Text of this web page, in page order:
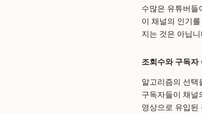
수많은 유튜버들
이 채널의 인기
지는 것은 아닙
조회수와 구독자
알고리즘의 선택
구독자들이 채널
영상으로 유입된